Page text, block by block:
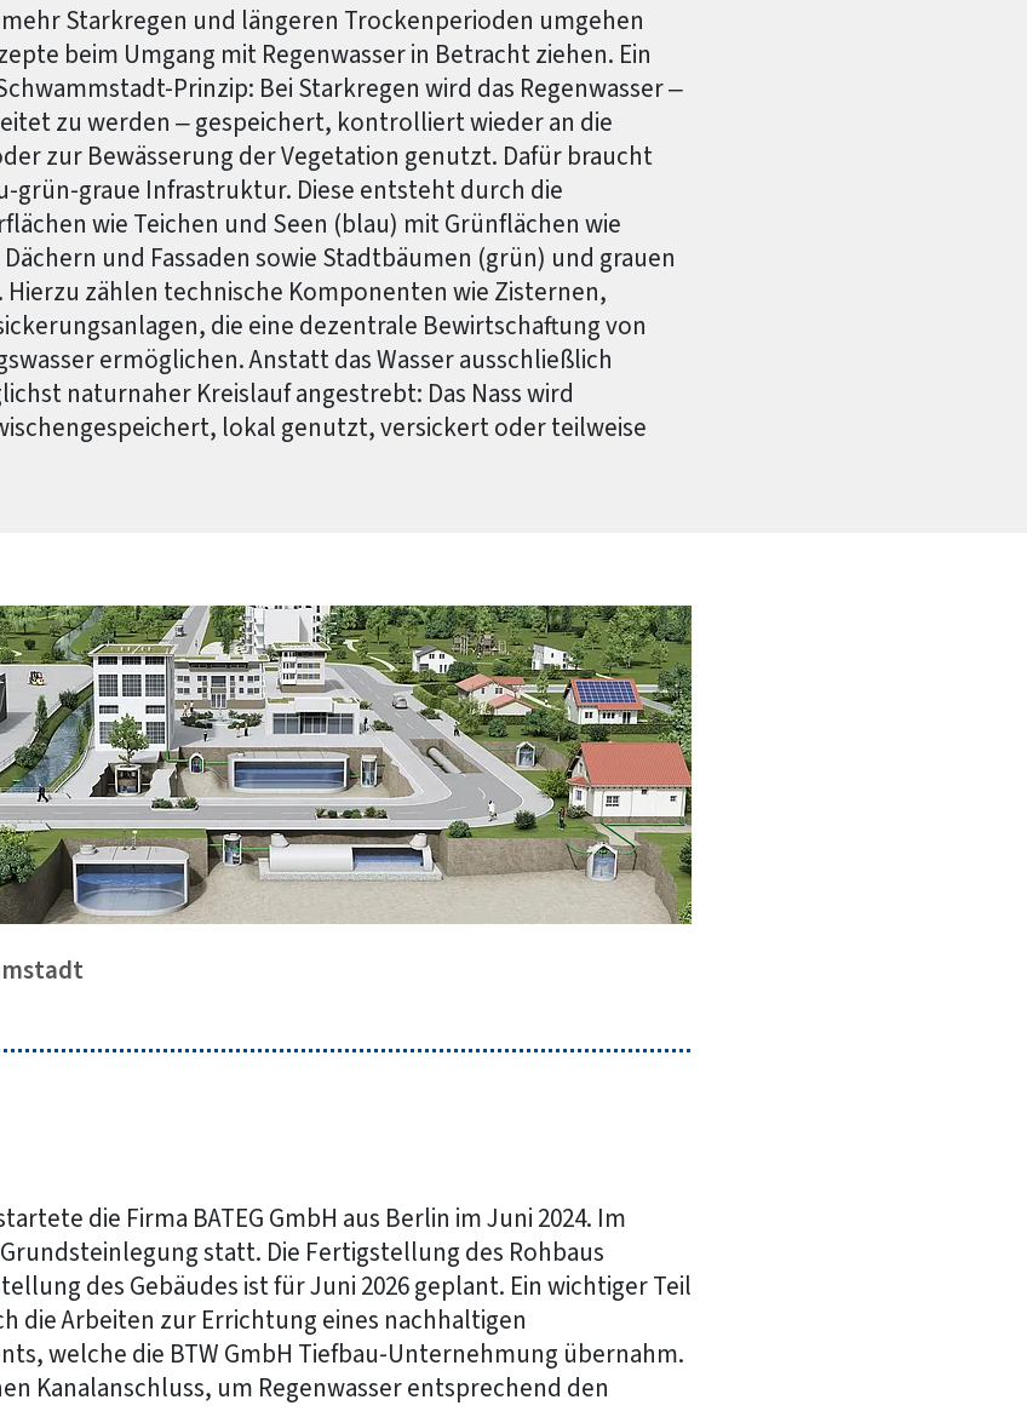
Starkregen und längeren Trockenperioden umgehen
beim Umgang mit Regenwasser in Betracht ziehen. Ein
Prinzip: Bei Starkregen wird das Regenwasser –
zu werden – gespeichert, kontrolliert wieder an die
zur Bewässerung der Vegetation genutzt. Dafür braucht
grün-graue Infrastruktur. Diese entsteht durch die
wie Teichen und Seen (blau) mit Grünflächen wie
und Fassaden sowie Stadtbäumen (grün) und grauen
zählen technische Komponenten wie Zisternen,
die eine dezentrale Bewirtschaftung von
ermöglichen. Anstatt das Wasser ausschließlich
naturnaher Kreislauf angestrebt: Das Nass wird
lokal genutzt, versickert oder teilweise
die Firma BATEG GmbH aus Berlin im Juni 2024. Im
statt. Die Fertigstellung des Rohbaus
des Gebäudes ist für Juni 2026 geplant. Ein wichtiger Teil
die Arbeiten zur Errichtung eines nachhaltigen
welche die BTW GmbH Tiefbau-Unternehmung übernahm.
Kanalanschluss, um Regenwasser entsprechend den